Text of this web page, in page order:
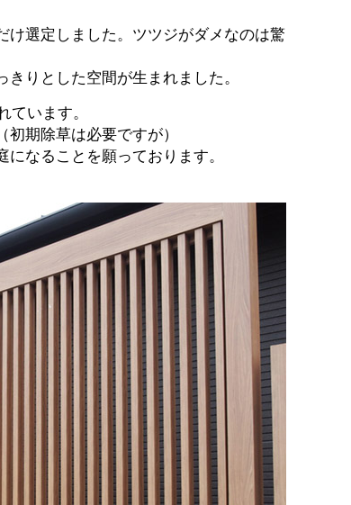
け選定しました。ツツジがダメなのは驚
りとした空間が生まれました。
ています。
期除草は必要ですが）
なることを願っております。